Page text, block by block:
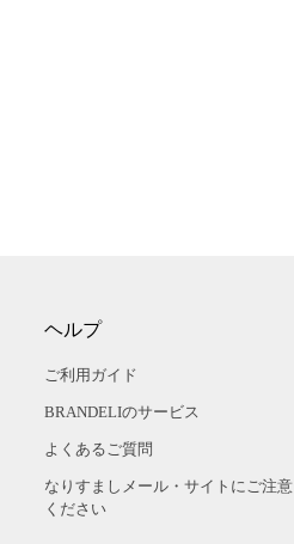
ヘルプ
ご利用ガイド
BRANDELIのサービス
よくあるご質問
なりすましメール・サイトにご注意
ください